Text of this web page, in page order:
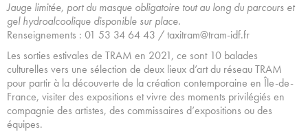
Jauge limitée, port du masque obligatoire tout au long du parcours et
gel hydroalcoolique disponible sur place.
Renseignements : 01 53 34 64 43 / taxitram@tram-idf.fr
Les sorties estivales de TRAM en 2021, ce sont 10 balades
culturelles vers une sélection de deux lieux d’art du réseau TRAM
pour partir à la découverte de la création contemporaine en Île-de-
France, visiter des expositions et vivre des moments privilégiés en
compagnie des artistes, des commissaires d’expositions ou des
équipes.